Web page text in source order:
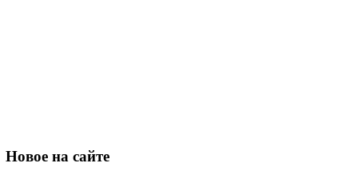
Новое на сайте